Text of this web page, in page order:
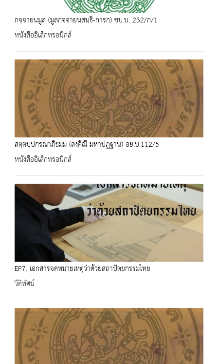
กจฺจายนมูล (มูลกจฺจายนสนฺธิ-การก) ชบ.บ. 232/ก/1
หนังสืออิเล็กทรอนิกส์
สตฺตปฺปกรณาภิธมฺม (สงฺคิณี-มหาปฎฐาน) อย.บ.112/5
หนังสืออิเล็กทรอนิกส์
EP7. เอกสารจดหมายเหตุว่าด้วยสถาปัตยกรรมไทย
วีดิทัศน์